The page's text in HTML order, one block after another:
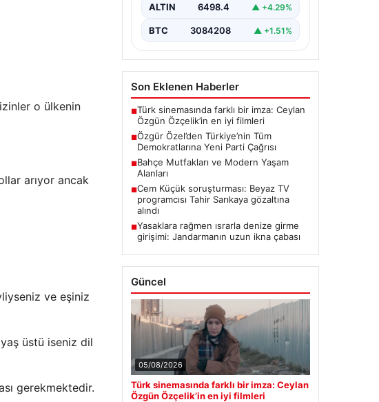
o ülkenin
arıyor ancak
ve eşiniz
üstü iseniz dil
gerekmektedir.
toplantısında önemli
ALTIN 6498.4 ▲ +4.29%
BTC 3084208 ▲ +1.51%
Son Eklenen Haberler
■Türk sinemasında farklı bir imza: Ceylan
Özgün Özçelik’in en iyi filmleri
■Özgür Özel’den Türkiye’nin Tüm
Demokratlarına Yeni Parti Çağrısı
■Bahçe Mutfakları ve Modern Yaşam
Alanları
■Cem Küçük soruşturması: Beyaz TV
programcısı Tahir Sarıkaya gözaltına
alındı
■Yasaklara rağmen ısrarla denize girme
girişimi: Jandarmanın uzun ikna çabası
Güncel
05/08/2026
Türk sinemasında farklı bir imza: Ceylan
Özgün Özçelik’in en iyi filmleri